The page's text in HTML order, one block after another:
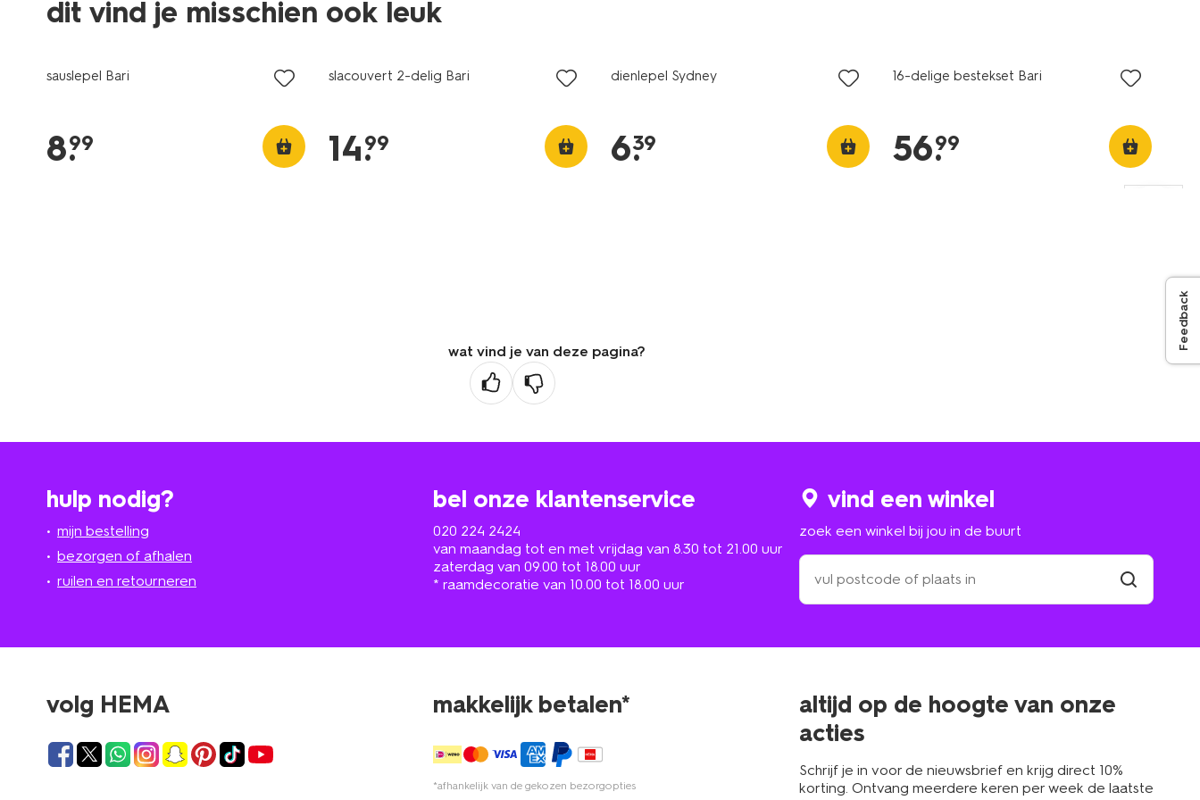
dit vind je misschien ook leuk
3+1 gratis
met je HEMA pas
sauslepel Bari
8.
99
3+1 gratis
slacouvert 2-delig Bari
14.
99
dienlepel Sydney
6.
39
16-delige bestekset Bari
56.
99
wat vind je van deze pagina?
hulp nodig?
mijn bestelling
bezorgen of afhalen
ruilen en retourneren
bel onze klantenservice
020 224 2424
van maandag tot en met vrijdag van 8.30 tot 21.00 uur
zaterdag van 09.00 tot 18.00 uur
* raamdecoratie van 10.00 tot 18.00 uur
vind een winkel
zoek een winkel bij jou in de buurt
zoek
een
winkel
in
volg HEMA makkelijk betalen*
*afhankelijk van de gekozen bezorgopties
altijd op de hoogte van onze
acties
Schrijf je in voor de nieuwsbrief en krijg direct 10%
korting. Ontvang meerdere keren per week de laatste
Feedback